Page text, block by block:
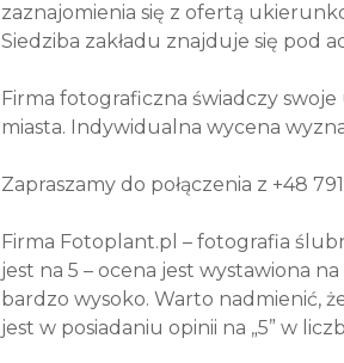
zaznajomienia się z ofertą
Siedziba zakładu znajduje się pod
Firma fotograficzna świadczy swoje
miasta. Indywidualna wycena
Zapraszamy do połączenia z +48
Firma Fotoplant.pl – fotografia
jest na 5 – ocena jest wystawiona
bardzo wysoko. Warto nadmienić,
jest w posiadaniu opinii na „5” w